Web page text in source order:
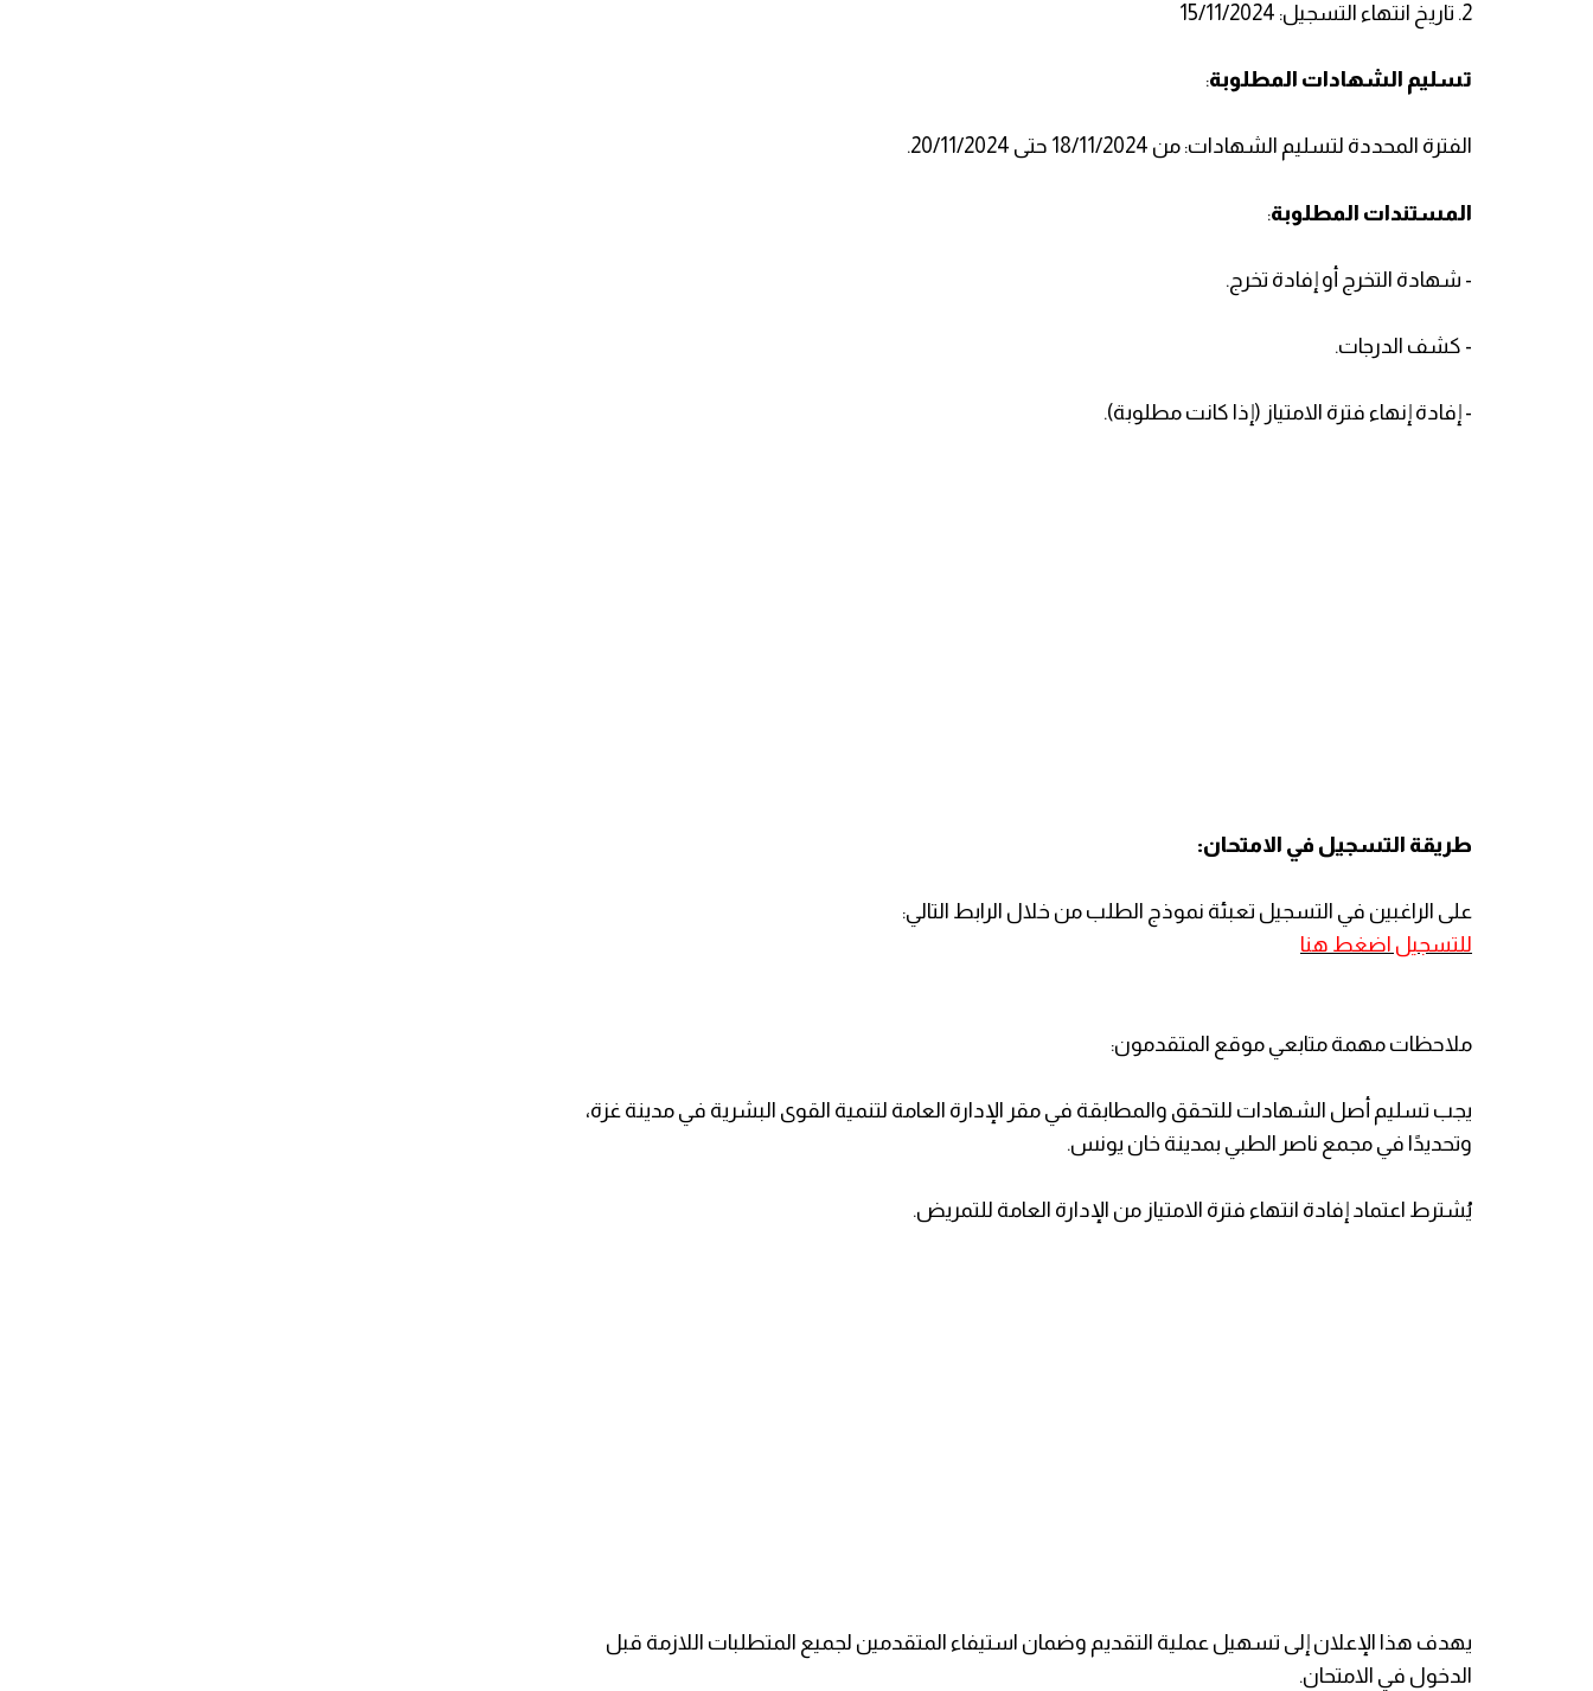
2. تاريخ انتهاء التسجيل: 15/11/2024
تسليم الشهادات المطلوبة:
الفترة المحددة لتسليم الشهادات: من 18/11/2024 حتى 20/11/2024.
المستندات المطلوبة:
- شهادة التخرج أو إفادة تخرج.
- كشف الدرجات.
- إفادة إنهاء فترة الامتياز (إذا كانت مطلوبة).
طريقة التسجيل في الامتحان:
على الراغبين في التسجيل تعبئة نموذج الطلب من خلال الرابط التالي:
للتسجيل اضغط هنا
ملاحظات مهمة متابعي موقع المتقدمون:
يجب تسليم أصل الشهادات للتحقق والمطابقة في مقر الإدارة العامة لتنمية القوى البشرية في مدينة غزة،
وتحديدًا في مجمع ناصر الطبي بمدينة خان يونس.
يُشترط اعتماد إفادة انتهاء فترة الامتياز من الإدارة العامة للتمريض.
يهدف هذا الإعلان إلى تسهيل عملية التقديم وضمان استيفاء المتقدمين لجميع المتطلبات اللازمة قبل
الدخول في الامتحان.